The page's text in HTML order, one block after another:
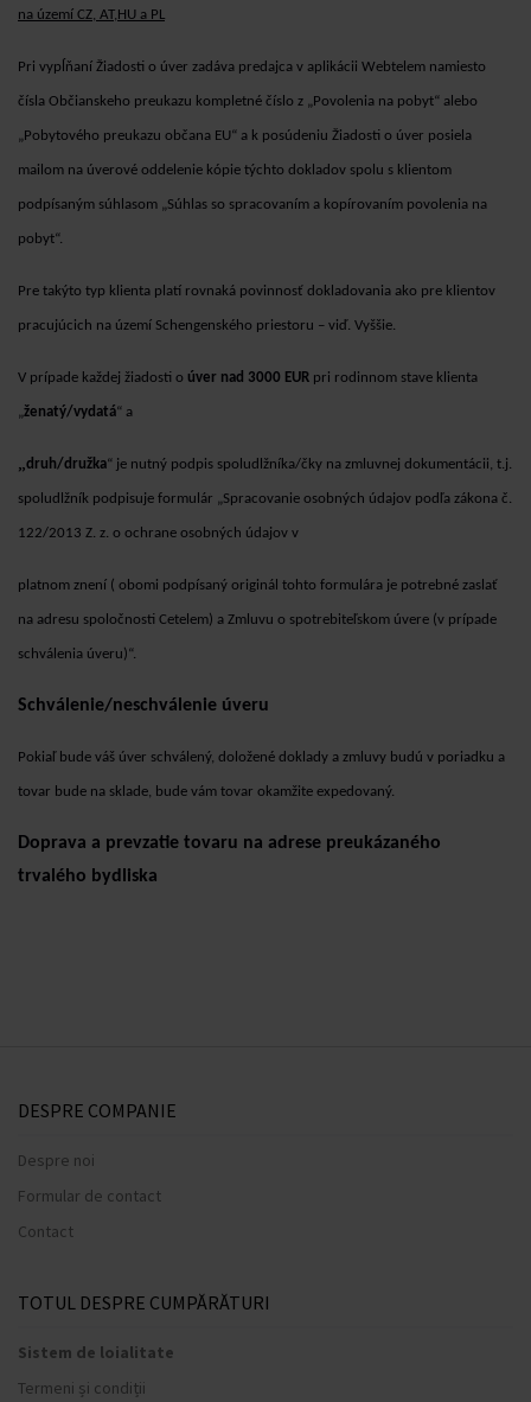
na území CZ, AT,HU a PL
Pri vypĺňaní Žiadosti o úver zadáva predajca v aplikácii Webtelem namiesto
čísla Občianskeho preukazu kompletné číslo z „Povolenia na pobyt“ alebo
„Pobytového preukazu občana EU“ a k posúdeniu Žiadosti o úver posiela
mailom na úverové oddelenie kópie týchto dokladov spolu s klientom
podpísaným súhlasom „Súhlas so spracovaním a kopírovaním povolenia na
pobyt“.
Pre takýto typ klienta platí rovnaká povinnosť dokladovania ako pre klientov
pracujúcich na území Schengenského priestoru – viď. Vyššie.
V prípade každej žiadosti o úver nad 3000 EUR pri rodinnom stave klienta
„ženatý/vydatá“ a
„druh/družka“ je nutný podpis spoludlžníka/čky na zmluvnej dokumentácii, t.j.
spoludlžník podpisuje formulár „Spracovanie osobných údajov podľa zákona č.
122/2013 Z. z. o ochrane osobných údajov v
platnom znení ( obomi podpísaný originál tohto formulára je potrebné zaslať
na adresu spoločnosti Cetelem) a Zmluvu o spotrebiteľskom úvere (v prípade
schválenia úveru)“.
Schválenie/neschválenie úveru
Pokiaľ bude váš úver schválený, doložené doklady a zmluvy budú v poriadku a
tovar bude na sklade, bude vám tovar okamžite expedovaný.
Doprava a prevzatie tovaru na adrese preukázaného
trvalého bydliska
DESPRE COMPANIE
Despre noi
Formular de contact
Contact
TOTUL DESPRE CUMPĂRĂTURI
Sistem de loialitate
Termeni și condiții